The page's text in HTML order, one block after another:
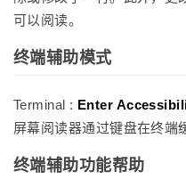
可以阅读。
终端辅助模式
Terminal : Enter
屏幕阅读器通过键盘在终端
终端辅助功能帮助